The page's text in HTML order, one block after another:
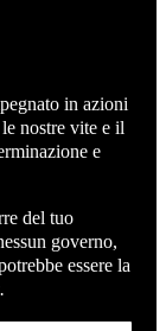
in azioni
nostre vite e il
e
del tuo
governo,
essere la